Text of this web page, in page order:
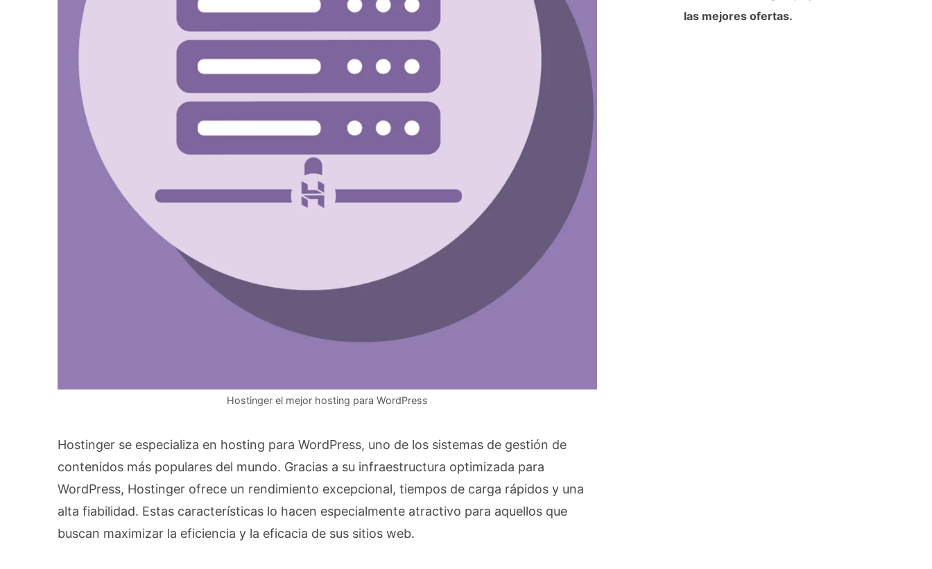
Hostinger el mejor hosting para WordPress
Hostinger se especializa en hosting para WordPress, uno de los sistemas de gestión de
contenidos más populares del mundo. Gracias a su infraestructura optimizada para
WordPress, Hostinger ofrece un rendimiento excepcional, tiempos de carga rápidos y una
alta fiabilidad. Estas características lo hacen especialmente atractivo para aquellos que
buscan maximizar la eficiencia y la eficacia de sus sitios web.
las mejores ofertas.